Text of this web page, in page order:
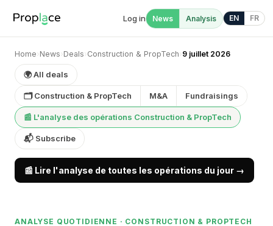
Log in News Analysis EN FR
Home› News› Deals› Construction & PropTech› 9 juillet 2026
🌍 All deals
🗂 Construction & PropTech M&A Fundraisings
📰 L'analyse des opérations Construction & PropTech
📬 Subscribe
📰 Lire l'analyse de toutes les opérations du jour →
ANALYSE QUOTIDIENNE · CONSTRUCTION & PROPTECH